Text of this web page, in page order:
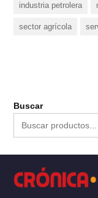
industria petrolera
sector agrícola
Buscar